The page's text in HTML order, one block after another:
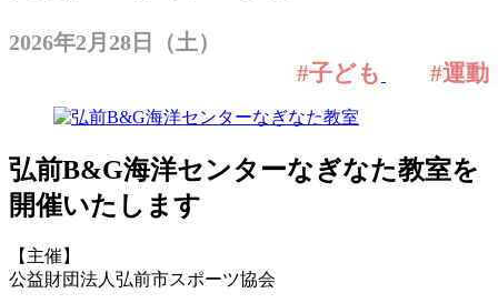
2026年2月28日（土）
#子ども #運動
弘前B&G海洋センターなぎなた教室を
開催いたします
【主催】
公益財団法人弘前市スポーツ協会